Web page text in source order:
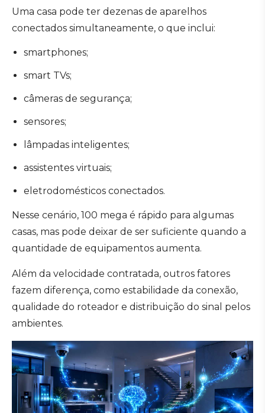
Uma casa pode ter dezenas de aparelhos
conectados simultaneamente, o que inclui:
smartphones;
smart TVs;
câmeras de segurança;
sensores;
lâmpadas inteligentes;
assistentes virtuais;
eletrodomésticos conectados.
Nesse cenário, 100 mega é rápido para algumas
casas, mas pode deixar de ser suficiente quando a
quantidade de equipamentos aumenta.
Além da velocidade contratada, outros fatores
fazem diferença, como estabilidade da conexão,
qualidade do roteador e distribuição do sinal pelos
ambientes.